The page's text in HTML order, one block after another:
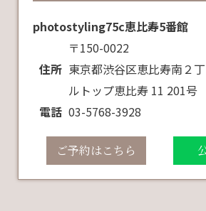
photostyling75c恵比寿5番館
住所
〒150-0022
東京都渋谷区恵比寿南２
ルトップ恵比寿 11 201号
電話 03-5768-3928
ご予約はこちら